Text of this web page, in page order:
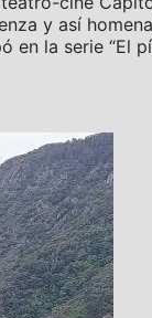
y así
en la serie “El